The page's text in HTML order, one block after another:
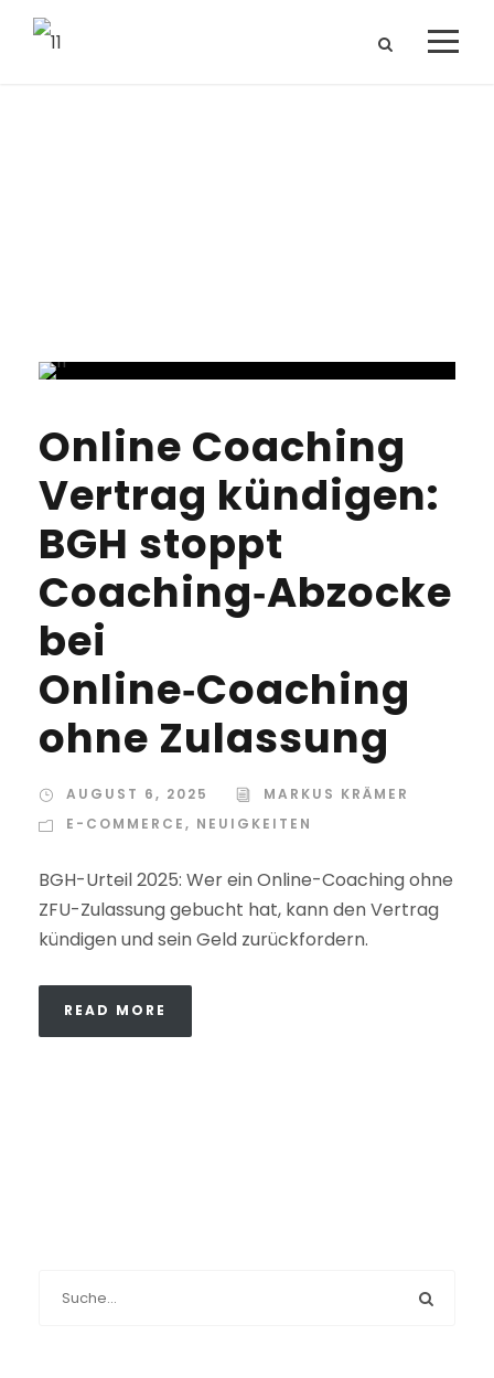
Online Coaching
Vertrag kündigen:
BGH stoppt
Coaching‑Abzocke
bei
Online‑Coaching
ohne Zulassung
AUGUST 6, 2025
MARKUS KRÄMER
E-COMMERCE, NEUIGKEITEN
BGH-Urteil 2025: Wer ein Online-Coaching ohne
ZFU-Zulassung gebucht hat, kann den Vertrag
kündigen und sein Geld zurückfordern.
READ MORE